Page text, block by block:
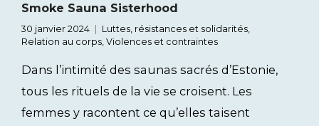
Smoke Sauna Sisterhood
30 janvier 2024 Luttes, résistances et solidarités,
Relation au corps, Violences et contraintes
Dans l’intimité des saunas sacrés d’Estonie,
tous les rituels de la vie se croisent. Les
femmes y racontent ce qu’elles taisent